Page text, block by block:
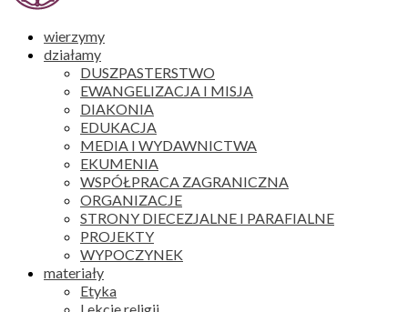
wierzymy
działamy
DUSZPASTERSTWO
EWANGELIZACJA I MISJA
DIAKONIA
EDUKACJA
MEDIA I WYDAWNICTWA
EKUMENIA
WSPÓŁPRACA ZAGRANICZNA
ORGANIZACJE
STRONY DIECEZJALNE I PARAFIALNE
PROJEKTY
WYPOCZYNEK
materiały
Etyka